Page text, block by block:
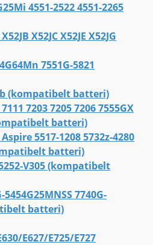
4551-2522 4551-2265
X52JC X52JE X52JG
7551G-5821
(kompatibelt batteri)
7203 7205 7206 7555GX
batteri)
5517-1208 5732z-4280
batteri)
V305 (kompatibelt
7740G-
batteri)
E627/E725/E727